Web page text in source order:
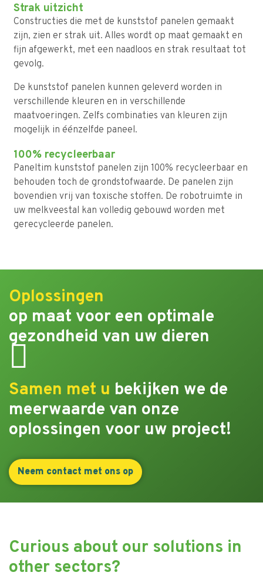
Strak uitzicht
Constructies die met de kunststof panelen gemaakt
zijn, zien er strak uit. Alles wordt op maat gemaakt en
fijn afgewerkt, met een naadloos en strak resultaat tot
gevolg.
De kunststof panelen kunnen geleverd worden in
verschillende kleuren en in verschillende
maatvoeringen. Zelfs combinaties van kleuren zijn
mogelijk in éénzelfde paneel.
100% recycleerbaar
Paneltim kunststof panelen zijn 100% recycleerbaar en
behouden toch de grondstofwaarde. De panelen zijn
bovendien vrij van toxische stoffen. De robotruimte in
uw melkveestal kan volledig gebouwd worden met
gerecycleerde panelen.
Oplossingen
op maat voor een optimale
gezondheid van uw dieren
Samen met u bekijken we de
meerwaarde van onze
oplossingen voor uw project!
Neem contact met ons op
Curious about our solutions in
other sectors?